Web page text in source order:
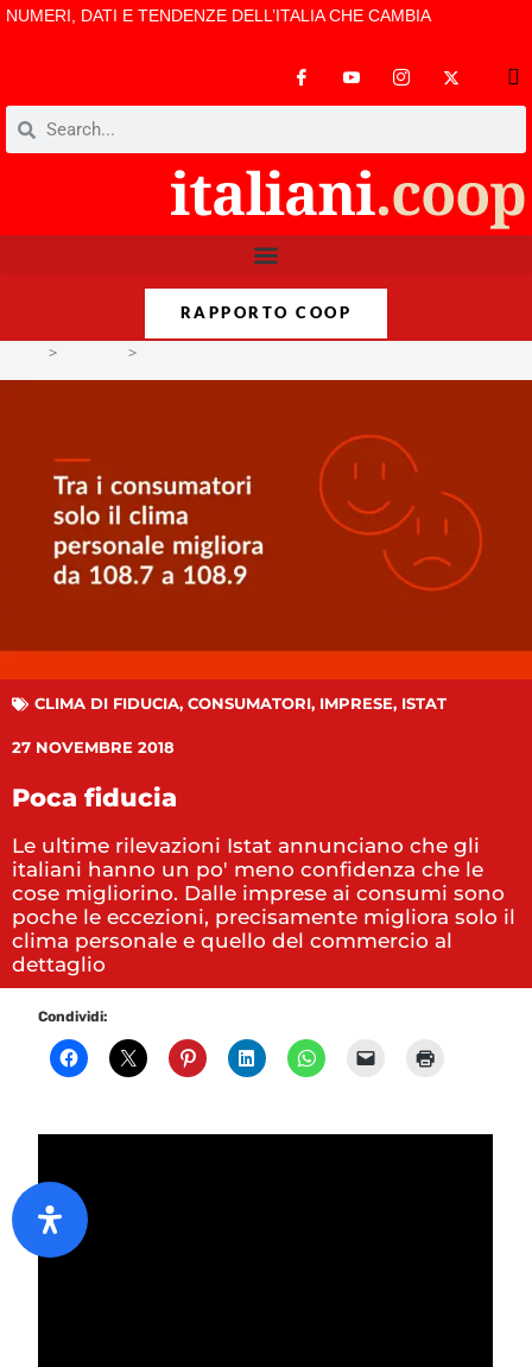
NUMERI, DATI E TENDENZE DELL’ITALIA CHE CAMBIA
RAPPORTO COOP
> >
CLIMA DI FIDUCIA, CONSUMATORI, IMPRESE, ISTAT
27 NOVEMBRE 2018
Poca fiducia
Le ultime rilevazioni Istat annunciano che gli
italiani hanno un po' meno confidenza che le
cose migliorino. Dalle imprese ai consumi sono
poche le eccezioni, precisamente migliora solo il
clima personale e quello del commercio al
dettaglio
Condividi: